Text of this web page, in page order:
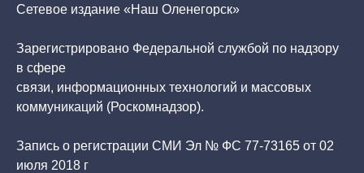
Сетевое издание «Наш Оленегорск»
Зарегистрировано Федеральной службой по надзору
в сфере
связи, информационных технологий и массовых
коммуникаций (Роскомнадзор).
Запись о регистрации СМИ Эл № ФС 77-73165 от 02
июля 2018 г